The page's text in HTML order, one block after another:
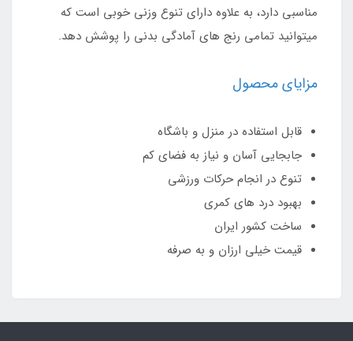
مناسبی دارد، به علاوه دارای تنوع وزنی خوبی است که
میتوانید تمامی رنج های آمادگی بدنی را پوشش دهد.
مزایای محصول
قابل استفاده در منزل و باشگاه
جابجایی آسان و نیاز به فضای کم
تنوع در انجام حرکات ورزشی
بهبود درد های کمری
ساخت کشور ایران
قیمت خیلی ارزان و به صرفه